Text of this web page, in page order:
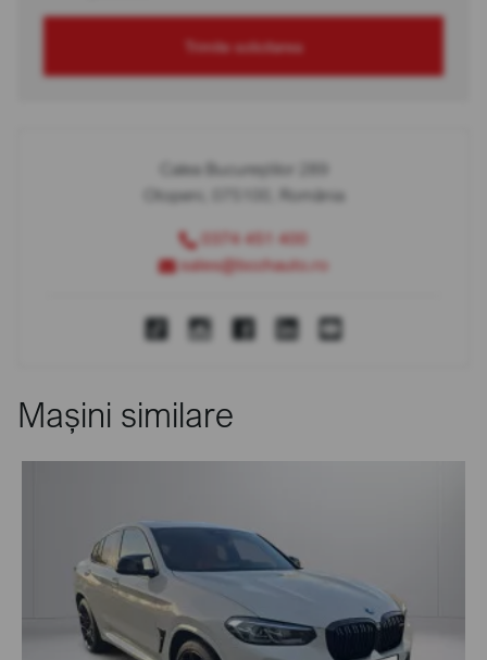
Trimite solicitarea
Calea Bucureștilor 289
Otopeni, 075100, România
0374 451 400
sales@bcchauto.ro
Mașini similare